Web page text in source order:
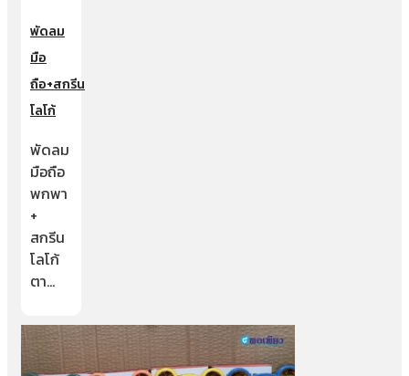
พัดลม
มือ
ถือ+สกรีน
โลโก้
พัดลม
มือถือ
พกพา
+
สกรีน
โลโก้
ตา…